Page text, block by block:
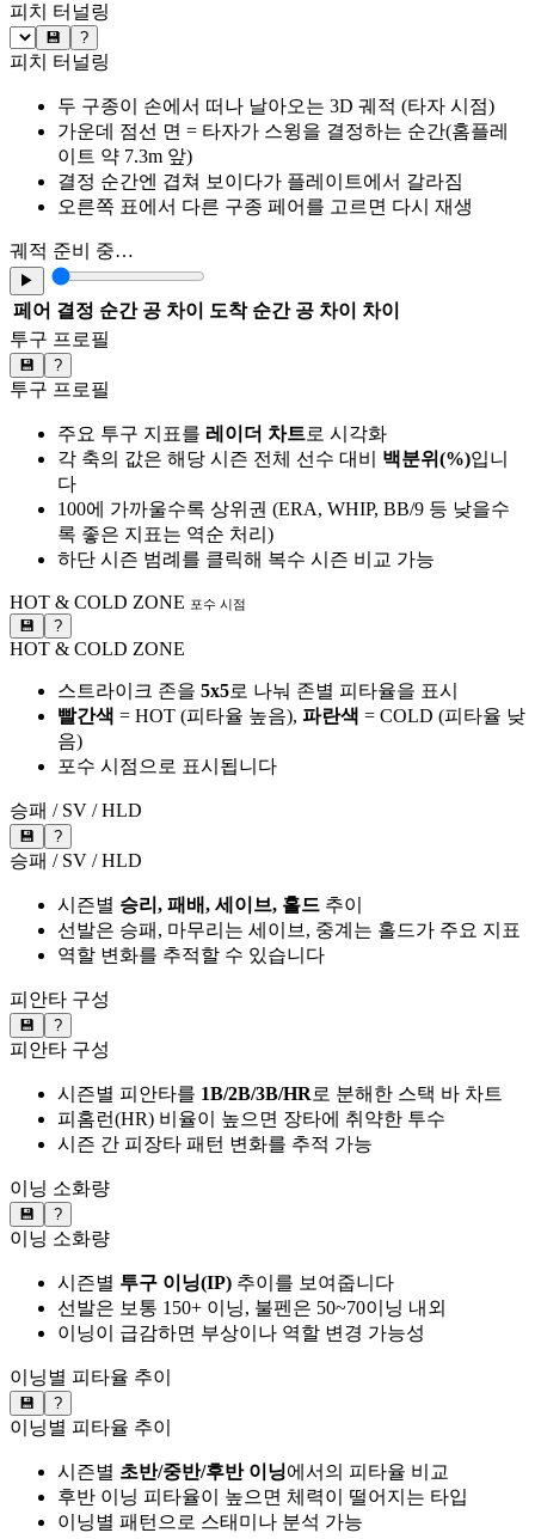
피치 터널링
💾 ?
피치 터널링
두 구종이 손에서 떠나 날아오는 3D 궤적 (타자 시점)
가운데 점선 면 = 타자가 스윙을 결정하는 순간(홈플레
이트 약 7.3m 앞)
결정 순간엔 겹쳐 보이다가 플레이트에서 갈라짐
오른쪽 표에서 다른 구종 페어를 고르면 다시 재생
궤적 준비 중…
▶
페어 결정 순간 공 차이 도착 순간 공 차이
차이
투구 프로필
💾 ?
투구 프로필
주요 투구 지표를 레이더 차트로 시각화
각 축의 값은 해당 시즌 전체 선수 대비 백분위(%)입니
다
100에 가까울수록 상위권 (ERA, WHIP, BB/9 등 낮을수
록 좋은 지표는 역순 처리)
하단 시즌 범례를 클릭해 복수 시즌 비교 가능
HOT & COLD ZONE 포수 시점
💾 ?
HOT & COLD ZONE
스트라이크 존을 5x5로 나눠 존별 피타율을 표시
빨간색 = HOT (피타율 높음), 파란색 = COLD (피타율 낮
음)
포수 시점으로 표시됩니다
승패 / SV / HLD
💾 ?
승패 / SV / HLD
시즌별 승리, 패배, 세이브, 홀드 추이
선발은 승패, 마무리는 세이브, 중계는 홀드가 주요 지표
역할 변화를 추적할 수 있습니다
피안타 구성
💾 ?
피안타 구성
시즌별 피안타를 1B/2B/3B/HR로 분해한 스택 바 차트
피홈런(HR) 비율이 높으면 장타에 취약한 투수
시즌 간 피장타 패턴 변화를 추적 가능
이닝 소화량
💾 ?
이닝 소화량
시즌별 투구 이닝(IP) 추이를 보여줍니다
선발은 보통 150+ 이닝, 불펜은 50~70이닝 내외
이닝이 급감하면 부상이나 역할 변경 가능성
이닝별 피타율 추이
💾 ?
이닝별 피타율 추이
시즌별 초반/중반/후반 이닝에서의 피타율 비교
후반 이닝 피타율이 높으면 체력이 떨어지는 타입
이닝별 패턴으로 스태미나 분석 가능